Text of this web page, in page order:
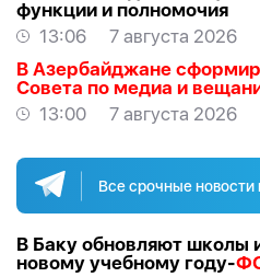
функции и полномочия
13:06
7 августа 2026
В Азербайджане
Совета по медиа и
13:00
7 августа 2026
Все срочные новости
В Баку обновляют школы
новому учебному году-